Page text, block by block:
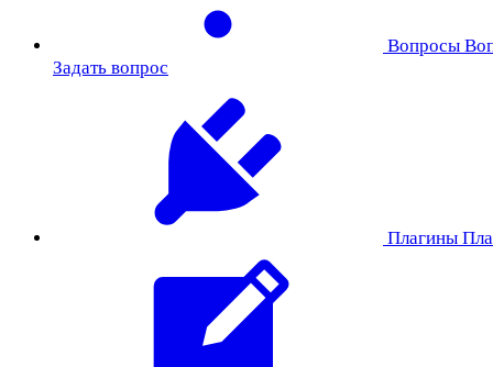
Вопросы
Задать вопрос
Плагины